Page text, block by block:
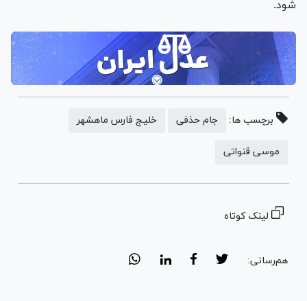
شود.
برچسب ها: جام حذفی خلیج فارس ماهشهر
موسی قنواتی
لینک کوتاه
هم‌رسانی: